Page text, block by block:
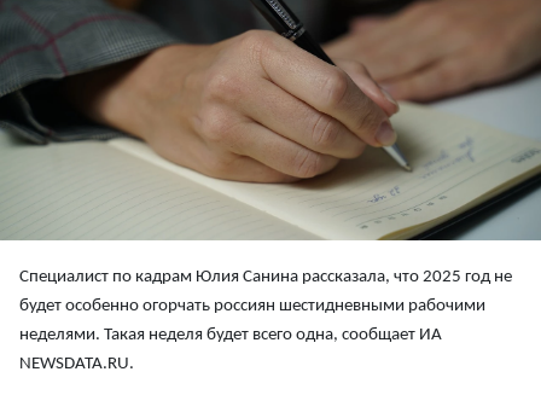
Специалист по кадрам Юлия Санина рассказала, что 2025 год не
будет особенно огорчать россиян шестидневными рабочими
неделями. Такая неделя будет всего одна, сообщает ИА
NEWSDATA.RU.